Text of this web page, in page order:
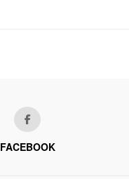
FACEBOOK